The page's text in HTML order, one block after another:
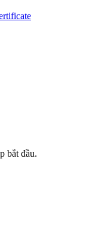
bắt đầu.